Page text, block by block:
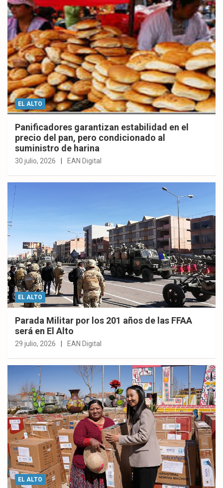
EL ALTO
Panificadores garantizan estabilidad en el
precio del pan, pero condicionado al
suministro de harina
30 julio, 2026 EAN Digital
EL ALTO
Parada Militar por los 201 años de las FFAA
será en El Alto
29 julio, 2026 EAN Digital
EL ALTO